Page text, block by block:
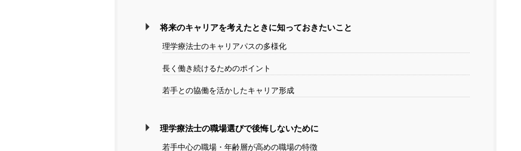
将来のキャリアを考えたときに知っておきたいこと
理学療法士のキャリアパスの多様化
長く働き続けるためのポイント
若手との協働を活かしたキャリア形成
理学療法士の職場選びで後悔しないために
若手中心の職場・年齢層が高めの職場の特徴